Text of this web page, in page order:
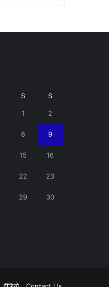
S S
1 2
8 9
15 16
22 23
29 30